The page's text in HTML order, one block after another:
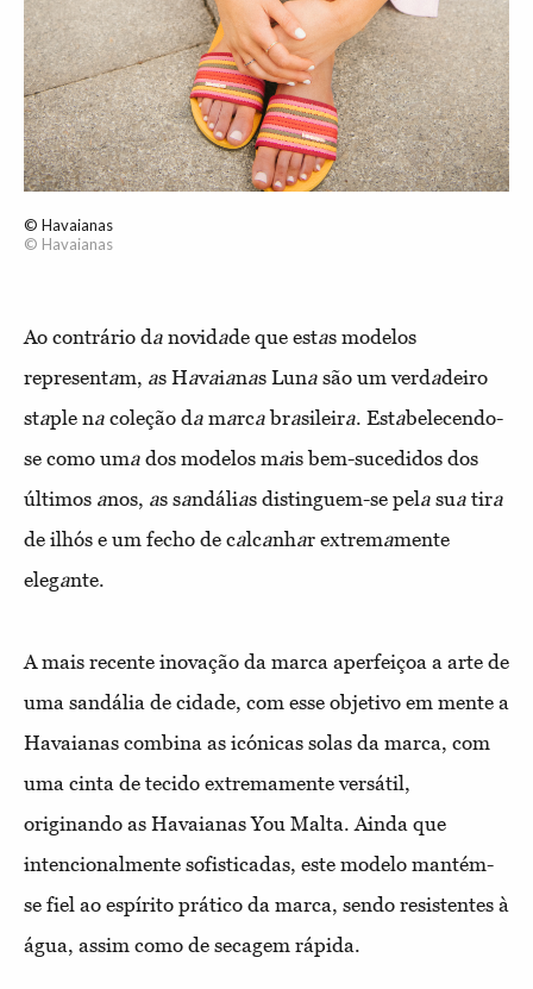
© Havaianas
© Havaianas
Ao contrário da novidade que estas modelos
representam, as Havaianas Luna são um verdadeiro
staple na coleção da marcabrasileira. Estabelecendo-
se como uma dos modelos mais bem-sucedidos dos
últimos anos, as sandálias distinguem-se pela sua tira
de ilhós e um fecho de calcanhar extremamente
elegante.
A mais recente inovação da marca aperfeiçoa a arte de
uma sandália de cidade, com esse objetivo em mente a
Havaianas combina as icónicas solas da marca, com
uma cinta de tecido extremamente versátil,
originando as Havaianas You Malta. Ainda que
intencionalmente sofisticadas, este modelo mantém-
se fiel ao espírito prático da marca, sendo resistentes à
água, assim como de secagem rápida.